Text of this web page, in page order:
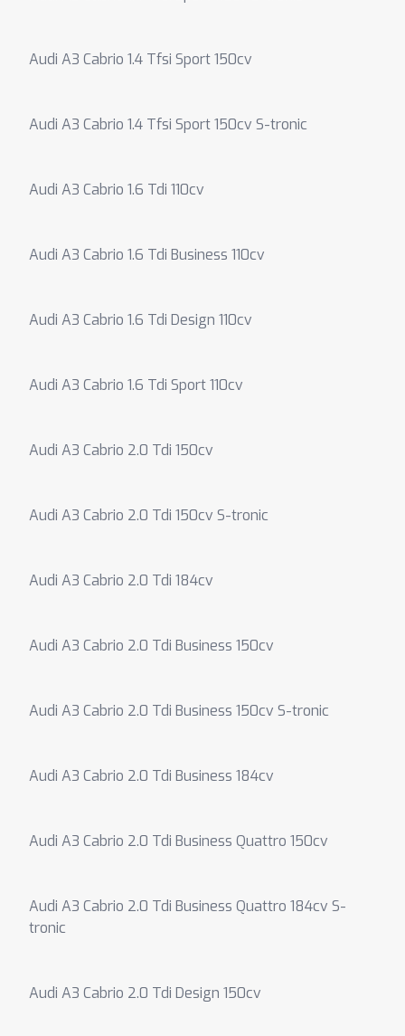
Audi A3 Cabrio 1.4 Tfsi Sport 150cv
Audi A3 Cabrio 1.4 Tfsi Sport 150cv S-tronic
Audi A3 Cabrio 1.6 Tdi 110cv
Audi A3 Cabrio 1.6 Tdi Business 110cv
Audi A3 Cabrio 1.6 Tdi Design 110cv
Audi A3 Cabrio 1.6 Tdi Sport 110cv
Audi A3 Cabrio 2.0 Tdi 150cv
Audi A3 Cabrio 2.0 Tdi 150cv S-tronic
Audi A3 Cabrio 2.0 Tdi 184cv
Audi A3 Cabrio 2.0 Tdi Business 150cv
Audi A3 Cabrio 2.0 Tdi Business 150cv S-tronic
Audi A3 Cabrio 2.0 Tdi Business 184cv
Audi A3 Cabrio 2.0 Tdi Business Quattro 150cv
Audi A3 Cabrio 2.0 Tdi Business Quattro 184cv S-
tronic
Audi A3 Cabrio 2.0 Tdi Design 150cv